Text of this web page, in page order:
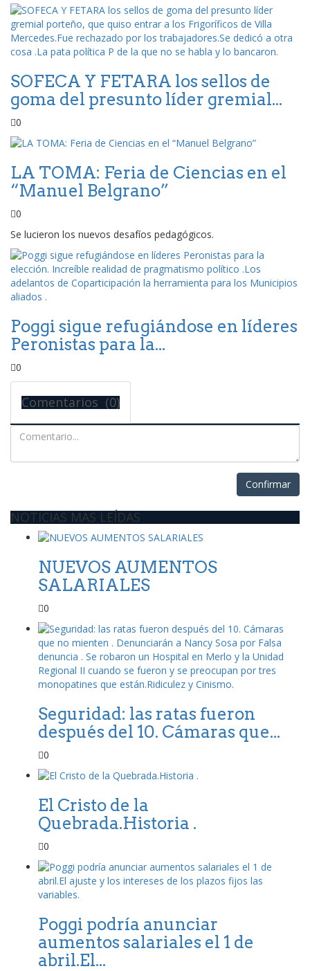
SOFECA Y FETARA los sellos de
goma del presunto líder gremial...
0
LA TOMA: Feria de Ciencias en el
“Manuel Belgrano”
0
Se lucieron los nuevos desafíos pedagógicos.
Poggi sigue refugiándose en líderes
Peronistas para la...
0
Comentarios (0)
Confirmar
NOTICIAS MAS LEÍDAS
NUEVOS AUMENTOS
SALARIALES
0
Seguridad: las ratas fueron
después del 10. Cámaras que...
0
El Cristo de la
Quebrada.Historia .
0
Poggi podría anunciar
aumentos salariales el 1 de
abril.El...